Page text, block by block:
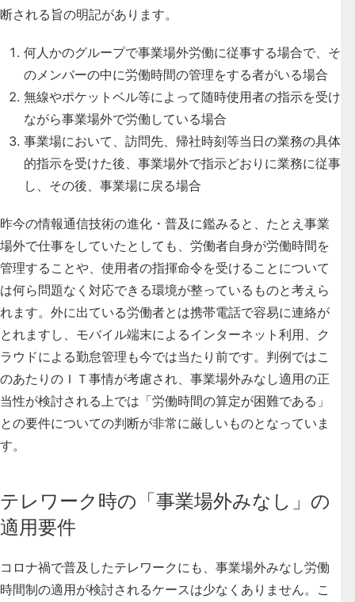
断される旨の明記があります。
何人かのグループで事業場外労働に従事する場合で、そ
のメンバーの中に労働時間の管理をする者がいる場合
無線やポケットベル等によって随時使用者の指示を受け
ながら事業場外で労働している場合
事業場において、訪問先、帰社時刻等当日の業務の具体
的指示を受けた後、事業場外で指示どおりに業務に従事
し、その後、事業場に戻る場合
昨今の情報通信技術の進化・普及に鑑みると、たとえ事業
場外で仕事をしていたとしても、労働者自身が労働時間を
管理することや、使用者の指揮命令を受けることについて
は何ら問題なく対応できる環境が整っているものと考えら
れます。外に出ている労働者とは携帯電話で容易に連絡が
とれますし、モバイル端末によるインターネット利用、ク
ラウドによる勤怠管理も今では当たり前です。 判例ではこ
のあたりのＩＴ事情が考慮され、事業場外みなし適用の正
当性が検討される上では「労働時間の算定が困難である」
との要件についての判断が非常に厳しいものとなっていま
す。
テレワーク時の「事業場外みなし」の
適用要件
コロナ禍で普及したテレワークにも、事業場外みなし労働
時間制の適用が検討されるケースは少なくありません。こ